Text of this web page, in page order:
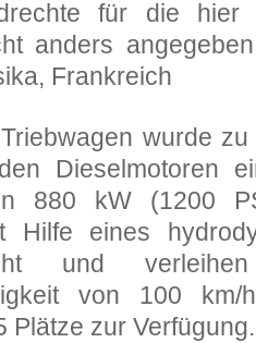
für die hier
anders
Frankreich
wurde
Dieselmotoren
880 kW (1200
Hilfe eines
und
von 100
Plätze zur Verfügung.